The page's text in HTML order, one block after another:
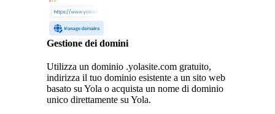
Gestione dei domini
Utilizza un dominio .yolasite.com gratuito,
indirizza il tuo dominio esistente a un sito web
basato su Yola o acquista un nome di dominio
unico direttamente su Yola.